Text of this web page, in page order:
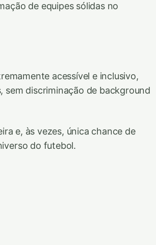
de equipes sólidas no
acessível e inclusivo,
discriminação de background
e, às vezes, única chance de
do futebol.